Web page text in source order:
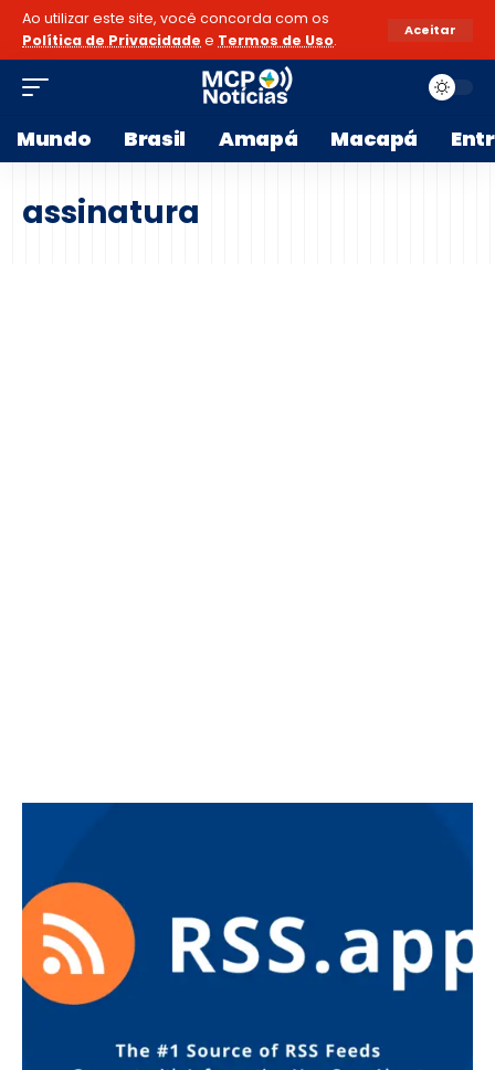
Ao utilizar este site, você concorda com os
Política de Privacidade e Termos de Uso.
Aceitar
Mundo Brasil Amapá Macapá
assinatura